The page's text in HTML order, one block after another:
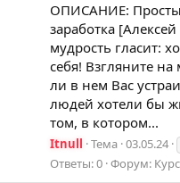
ОПИСАНИЕ:
заработка
мудрость гласит:
себя! Взгляните
ли в нем Вас
людей хотели бы
том, в котором...
Itnull Тема 03.05.24
Ответы: 0 Форум: